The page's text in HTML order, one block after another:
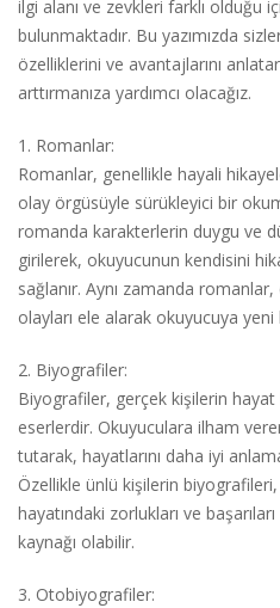
ilgi alanı ve zevkleri farklı olduğu
bulunmaktadır. Bu yazımızda
özelliklerini ve avantajlarını
arttırmanıza yardımcı olacağız.
1. Romanlar:
Romanlar, genellikle hayali
olay örgüsüyle sürükleyici bir
romanda karakterlerin duygu ve
girilerek, okuyucunun kendisini
sağlanır. Aynı zamanda
olayları ele alarak okuyucuya yeni
2. Biyografiler:
Biyografiler, gerçek kişilerin hayat
eserlerdir. Okuyuculara ilham
tutarak, hayatlarını daha iyi
Özellikle ünlü kişilerin
hayatındaki zorlukları ve
kaynağı olabilir.
3. Otobiyografiler: